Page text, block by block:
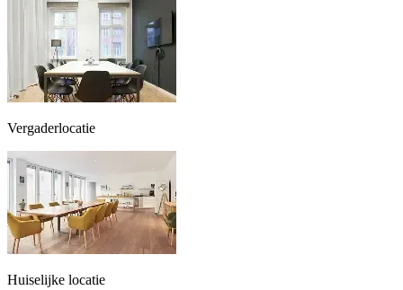
Vergaderlocatie
Huiselijke locatie